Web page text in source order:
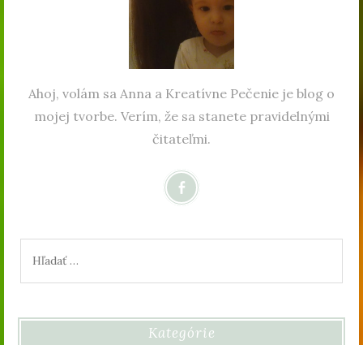
Ahoj, volám sa Anna a Kreatívne Pečenie je blog o
mojej tvorbe. Verím, že sa stanete pravidelnými
čitateľmi.
Kategórie